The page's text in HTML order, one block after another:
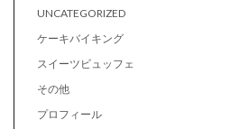
UNCATEGORIZED
ケーキバイキング
スイーツビュッフェ
その他
プロフィール